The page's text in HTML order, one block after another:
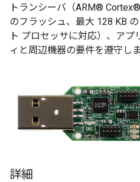
トランシーバ（ARM®
のフラッシュ、最大 128 KB
ト プロセッサに対応）、ア
ィと周辺機器の要件を遵守しま
詳細